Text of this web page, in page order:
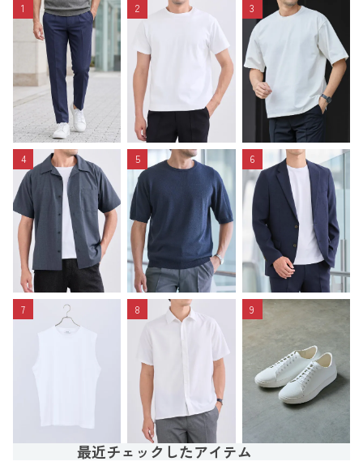
1 2 3
4 5 6
7 8 9
最近チェックしたアイテム